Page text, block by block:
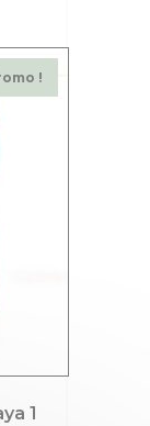
!
1